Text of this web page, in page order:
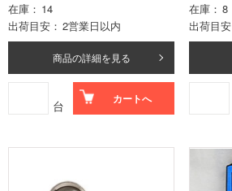
在庫
14
出荷目安
2営業日以内
商品の詳細を見る
台 カートへ
在庫
8
出荷目安